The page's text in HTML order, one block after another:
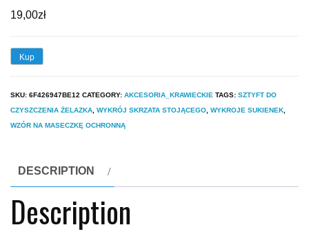
19,00zł
Kup
SKU: 6F426947BE12 CATEGORY: AKCESORIA_KRAWIECKIE TAGS: SZTYFT DO
CZYSZCZENIA ŻELAZKA, WYKRÓJ SKRZATA STOJĄCEGO, WYKROJE SUKIENEK,
WZÓR NA MASECZKĘ OCHRONNĄ
DESCRIPTION
Description